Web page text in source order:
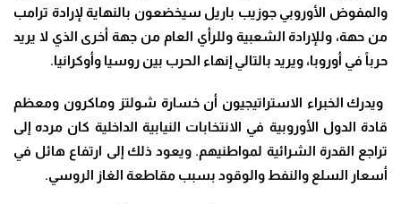
والمفوض الأوروبي جوزيب باريل سيخضعون بالنهاية لإرادة ترامب
من حهة، وللإرادة الشعبية وللرأي العام من جهة أخرى الذي لا يريد
حرباً في أوروبا، ويريد بالتالي إنهاء الحرب بين روسيا وأوكرانيا.
ويدرك الخبراء الاستراتيجيون أن خسارة شولتز وماكرون ومعظم
قادة الدول الأوروبية في الانتخابات النيابية الداخلية كان مرده إلى
تراجع القدرة الشرائية لمواطنيهم. ويعود ذلك إلى ارتفاع هائل في
أسعار السلع والنفط والوقود بسبب مقاطعة الغاز الروسي.